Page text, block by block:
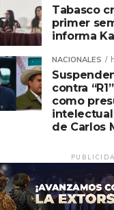
Tabasco
primer
informa
NACIONALES
contra
como
de Carlos